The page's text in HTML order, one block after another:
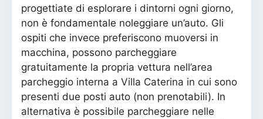
progettiate di esplorare i dintorni ogni giorno,
non è fondamentale noleggiare un’auto. Gli
ospiti che invece preferiscono muoversi in
macchina, possono parcheggiare
gratuitamente la propria vettura nell’area
parcheggio interna a Villa Caterina in cui sono
presenti due posti auto (non prenotabili). In
alternativa è possibile parcheggiare nelle